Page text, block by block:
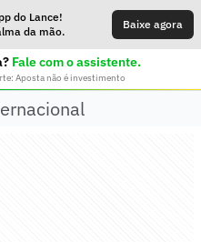
do Lance!
da mão.
Baixe agora
Fale com o assistente.
Aposta não é investimento